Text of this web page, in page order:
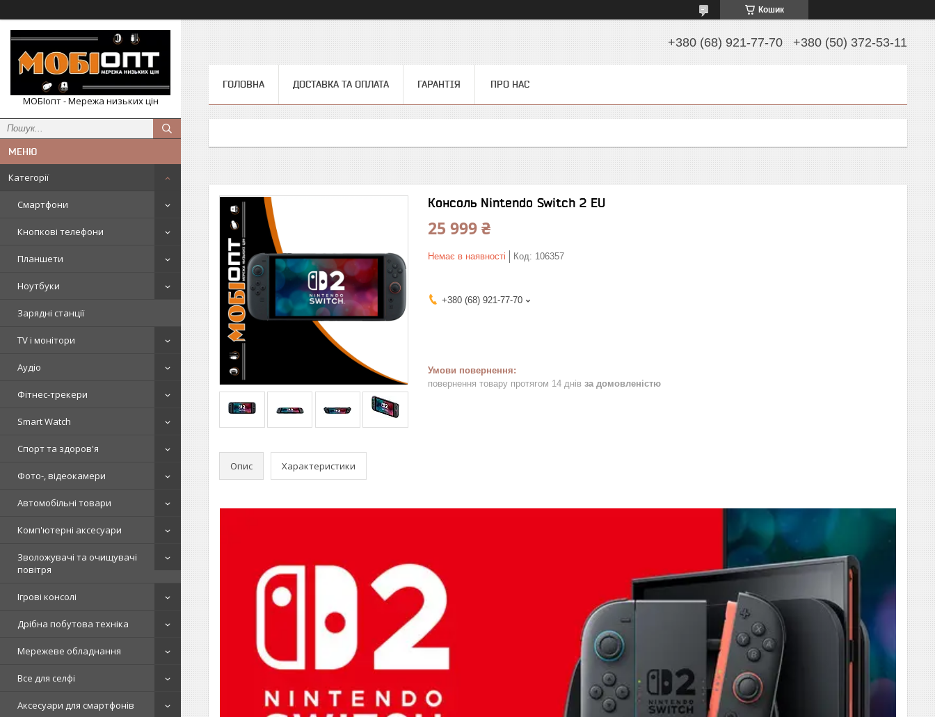
Кошик
МОБІопт - Мережа низьких цін
Категорії
Смартфони
Кнопкові телефони
Планшети
Ноутбуки
Зарядні станції
TV і монітори
Аудіо
Фітнес-трекери
Smart Watch
Спорт та здоров'я
Фото-, відеокамери
Автомобільні товари
Комп'ютерні аксесуари
Зволожувачі та очищувачі
повітря
Ігрові консолі
Дрібна побутова техніка
Мережеве обладнання
Все для селфі
Аксесуари для смартфонів
+380 (68) 921-77-70 +380 (50) 372-53-11
ГОЛОВНА ДОСТАВКА ТА ОПЛАТА ГАРАНТІЯ ПРО НАС
Консоль Nintendo Switch 2 EU
25 999 ₴
Немає в наявності Код: 106357
+380 (68) 921-77-70
повернення товару протягом 14 днів за домовленістю
Опис Характеристики